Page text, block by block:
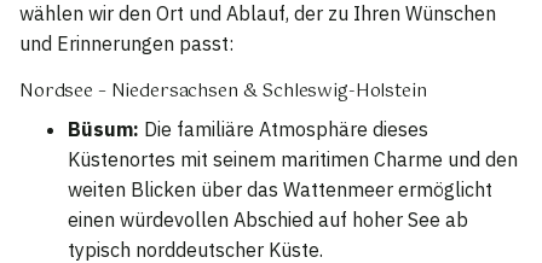
wählen wir den Ort und Ablauf, der zu Ihren Wünschen
und Erinnerungen passt:
Nordsee – Niedersachsen & Schleswig-Holstein
Büsum: Die familiäre Atmosphäre dieses
Küstenortes mit seinem maritimen Charme und den
weiten Blicken über das Wattenmeer ermöglicht
einen würdevollen Abschied auf hoher See ab
typisch norddeutscher Küste.